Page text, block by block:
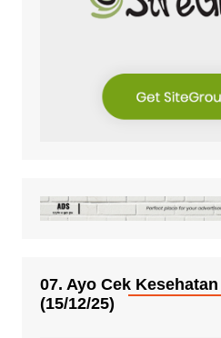
07. Ayo Cek
(15/12/25)